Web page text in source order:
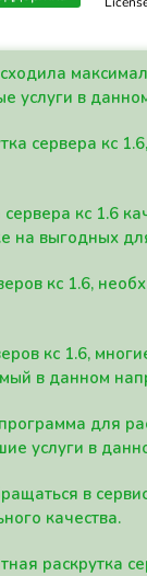
услуги в
сервера кс
кс 1.6
на выгодных
кс 1.6,
кс 1.6,
в данном
для
услуги в
в
качества.
раскрутка